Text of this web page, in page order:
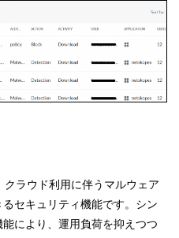
ラウド利用に伴うマルウェア
セキュリティ機能です。シン
により、運用負荷を抑えつつ